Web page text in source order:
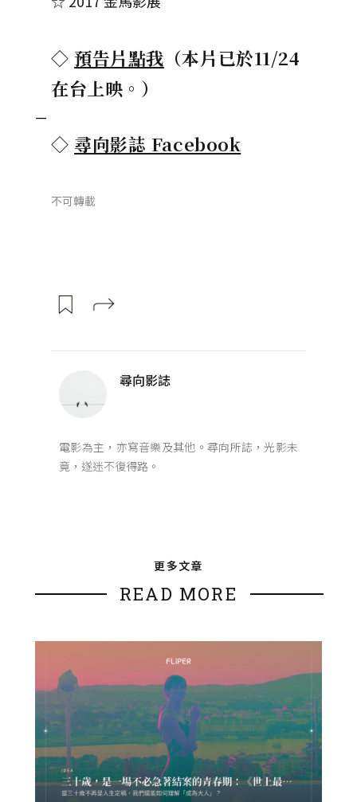
◇預告片點我 （本片已於11/24
在台上映。）
—
◇ 尋向影誌 Facebook
不可轉載
尋向影誌
電影為主，亦寫音樂及其他。尋向所誌，光影未
竟，遂迷不復得路。
更多文章
READ MORE